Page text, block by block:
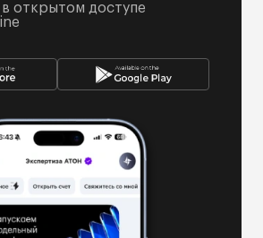
открытом доступе